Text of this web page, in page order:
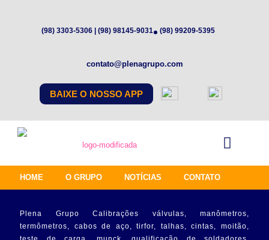
(98) 3303-5306 | (98) 98145-9031 (98) 99209-5395
contato@plenagrupo.com
BAIXE O NOSSO APP
HOME O GRUPO NOTÍCIAS CONTATO
Plena Grupo Calibrações válvulas, manômetros,
termômetros, cabos de aço, tirfor, talhas, cintas, moitão,